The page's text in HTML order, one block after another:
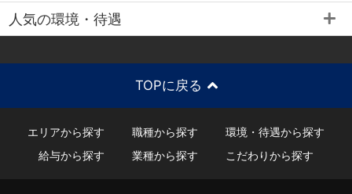
人気の環境・待遇
TOPに戻る
エリアから探す 職種から探す
環境・待遇から探す
給与から探す
業種から探す こだわりから探す